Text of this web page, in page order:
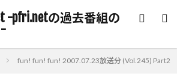
fun! fun! fun! 2007.07.23放送分 (Vol.245) Part2